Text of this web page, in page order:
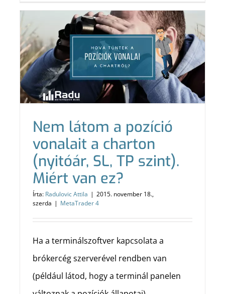
Nem látom a pozíció
vonalait a charton
(nyitóár, SL, TP szint).
Miért van ez?
Írta: Radulovic Attila | 2015. november 18.,
szerda | MetaTrader 4
Ha a terminálszoftver kapcsolata a
brókercég szerverével rendben van
(például látod, hogy a terminál panelen